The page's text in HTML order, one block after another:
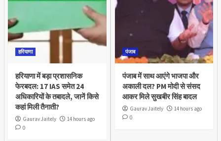
हरियाणा
हरियाणा में बड़ा प्रशासनिक
फेरबदल: 17 IAS समेत 24
अधिकारियों के तबादले, जानें किसे
कहां मिली तैनाती?
Gaurav Jaitely
14 hours ago
0
पंजाब
पंजाब में साथ आएंगे भाजपा और
अकाली दल? PM मोदी से संसद
आकर मिले सुखबीर सिंह बादल
Gaurav Jaitely
14 hours ago
0